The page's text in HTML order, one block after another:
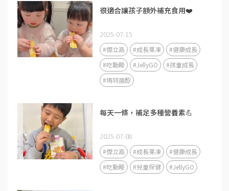
很適合讓孩子額外補充食用❤️
2025-07-15
#傑立高 #成長果凍
#健康成長
#吃動睡
#JellyGO
#孩童成長
#瑪特菌酚
每天一條，補足多種營養素💪
2025-07-08
#傑立高 #成長果凍
#健康成長
#吃動睡
#兒童保健 #JellyGO